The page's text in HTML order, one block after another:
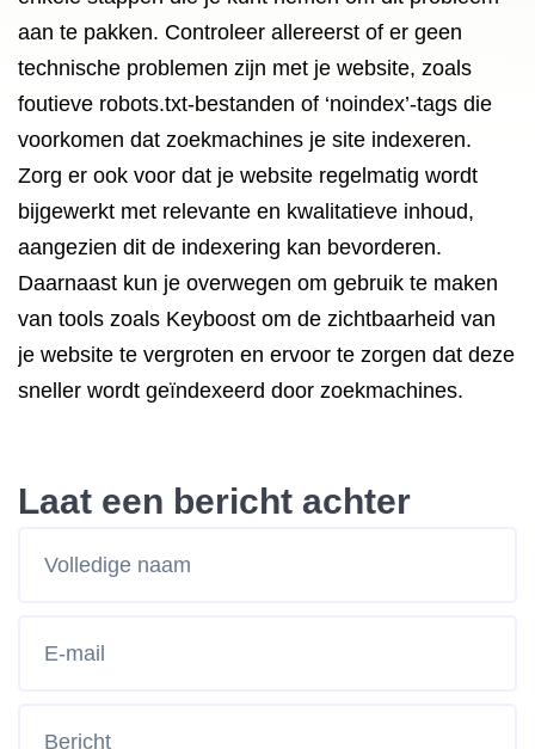
aan te pakken. Controleer allereerst of er geen
technische problemen zijn met je website, zoals
foutieve robots.txt-bestanden of ‘noindex’-tags die
voorkomen dat zoekmachines je site indexeren.
Zorg er ook voor dat je website regelmatig wordt
bijgewerkt met relevante en kwalitatieve inhoud,
aangezien dit de indexering kan bevorderen.
Daarnaast kun je overwegen om gebruik te maken
van tools zoals Keyboost om de zichtbaarheid van
je website te vergroten en ervoor te zorgen dat deze
sneller wordt geïndexeerd door zoekmachines.
Laat een bericht achter